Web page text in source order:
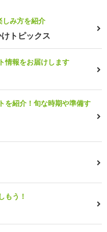
しみ方を紹介
トピックス
情報をお届けします
を紹介！旬な時期や準備す
もう！